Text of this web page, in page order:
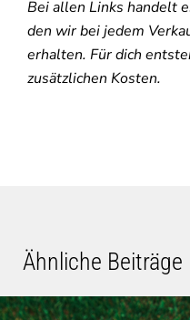
Bei allen Links handelt
den wir bei jedem
erhalten. Für dich
zusätzlichen Kosten.
Ähnliche Beiträge